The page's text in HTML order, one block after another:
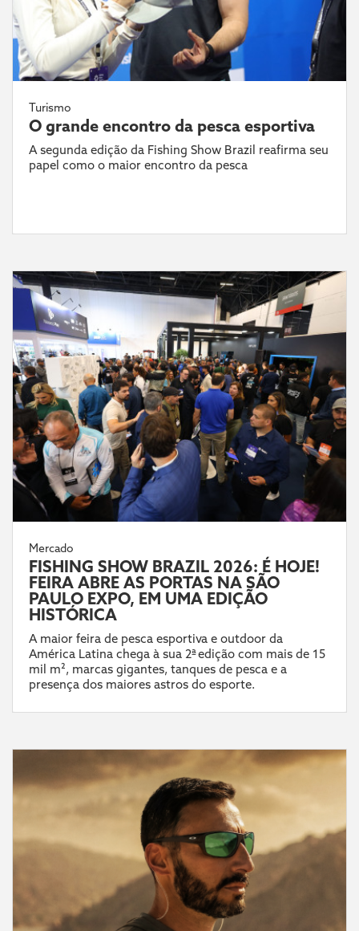
Turismo
O grande encontro da pesca esportiva
A segunda edição da Fishing Show Brazil reafirma seu
papel como o maior encontro da pesca
Mercado
FISHING SHOW BRAZIL 2026: É HOJE!
FEIRA ABRE AS PORTAS NA SÃO
PAULO EXPO, EM UMA EDIÇÃO
HISTÓRICA
A maior feira de pesca esportiva e outdoor da
América Latina chega à sua 2ª edição com mais de 15
mil m², marcas gigantes, tanques de pesca e a
presença dos maiores astros do esporte.